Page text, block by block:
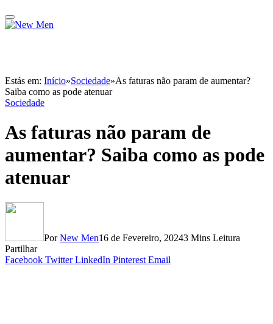
Estás em: Início»Sociedade»As faturas não param de aumentar?
Saiba como as pode atenuar
Sociedade
As faturas não param de
aumentar? Saiba como as pode
atenuar
Por New Men16 de Fevereiro, 20243 Mins Leitura
Partilhar
Facebook Twitter LinkedIn Pinterest Email